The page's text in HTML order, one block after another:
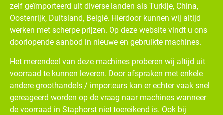
zelf geïmporteerd uit diverse landen als Turkije, China,
Oostenrijk, Duitsland, België. Hierdoor kunnen wij altijd
werken met scherpe prijzen. Op deze website vindt u ons
doorlopende aanbod in nieuwe en gebruikte machines.
Het merendeel van deze machines proberen wij altijd uit
voorraad te kunnen leveren. Door afspraken met enkele
andere groothandels / importeurs kan er echter vaak snel
gereageerd worden op de vraag naar machines wanneer
de voorraad in Staphorst niet toereikend is. Ook bij